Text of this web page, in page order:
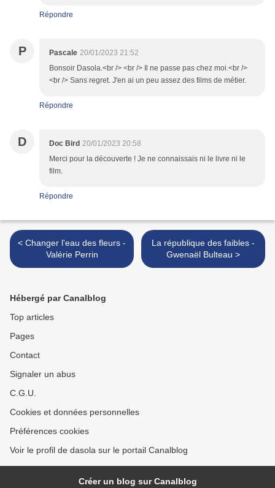
Répondre
P Pascale 20/01/2023 21:52
Bonsoir Dasola.<br /> <br /> Il ne passe pas chez moi.<br />
<br /> Sans regret. J'en ai un peu assez des films de métier.
Répondre
D Doc Bird 20/01/2023 20:58
Merci pour la découverte ! Je ne connaissais ni le livre ni le
film.
Répondre
< Changer l'eau des fleurs -
Valérie Perrin
La république des faibles -
Gwenaël Bulteau >
Hébergé par Canalblog
Top articles
Pages
Contact
Signaler un abus
C.G.U.
Cookies et données personnelles
Préférences cookies
Voir le profil de dasola sur le portail Canalblog
Créer un blog sur Canalblog